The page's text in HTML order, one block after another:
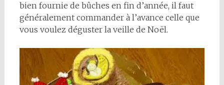
bien fournie de bûches en fin d’année, il faut
généralement commander à l’avance celle que
vous voulez déguster la veille de Noël.